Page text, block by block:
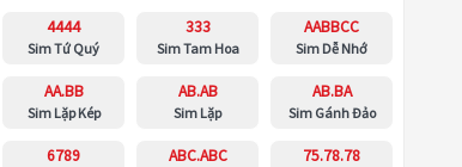
4444
Sim Tứ Quý
333
Sim Tam Hoa
AABBCC
Sim Dễ Nhớ
AA.BB
Sim Lặp Kép
AB.AB
Sim Lặp
AB.BA
Sim Gánh Đảo
6789 ABC.ABC 75.78.78